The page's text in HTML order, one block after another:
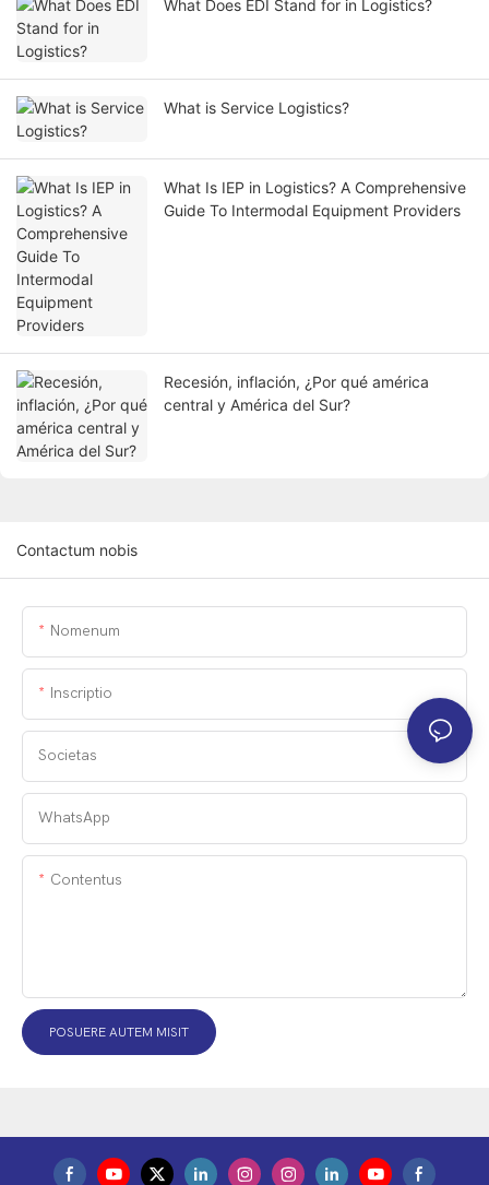
What Does EDI Stand for in Logistics?
What is Service Logistics?
What Is IEP in Logistics? A Comprehensive
Guide To Intermodal Equipment Providers
Recesión, inflación, ¿Por qué américa
central y América del Sur?
Contactum nobis
Nomenum
Inscriptio
Societas
WhatsApp
Contentus
POSUERE AUTEM MISIT